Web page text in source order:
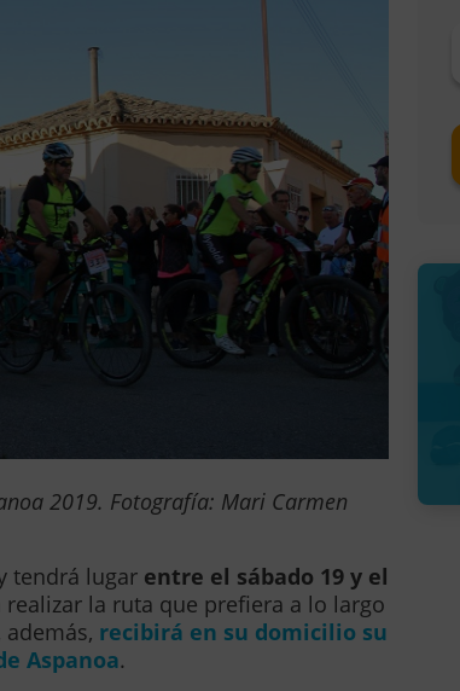
2019. Fotografía: Mari Carmen
tendrá lugar entre el sábado 19 y el
la ruta que prefiera a lo largo
recibirá en su domicilio su
Aspanoa.